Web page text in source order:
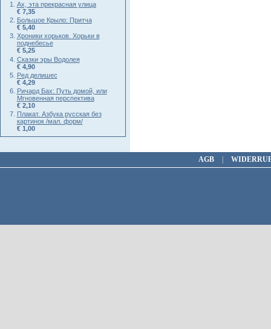
Ах, эта прекрасная улица
€ 7,35
Большое Крыло: Притча
€ 5,40
Хроники хорьков. Хорьки в
поднебесье
€ 5,25
Сказки эры Водолея
€ 4,90
Ред делишес
€ 4,29
Ричард Бах: Путь домой, или
Мгновенная перспектива
€ 2,10
Плакат. Азбука русская без
картинок /мал. форм/
€ 1,00
AGB